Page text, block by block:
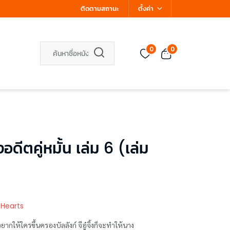
ติดตามสถานะ ตั้งค่า
0 0
อดีตคู่หมั้น เล่ม 6 (เล่ม
Hearts
ากให้ใครขึ้นครองบัลลังก์ จีอู๋จิ้งก็จะทำให้นาง